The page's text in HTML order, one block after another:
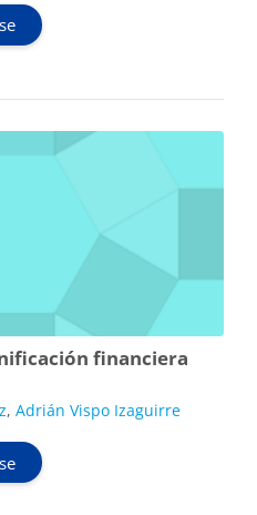
financiera
, Adrián Vispo Izaguirre